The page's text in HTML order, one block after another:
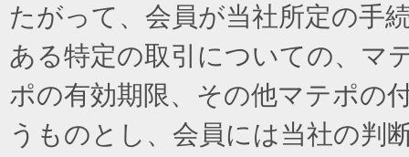
たがって、会員が当社所定の手
ある特定の取引についての、マ
ポの有効期限、その他マテポの
うものとし、会員には当社の判